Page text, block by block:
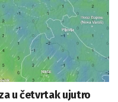
u četvrtak ujutro